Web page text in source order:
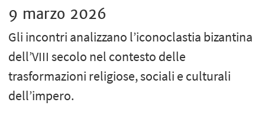
9 marzo 2026
Gli incontri analizzano l’iconoclastia bizantina
dell’VIII secolo nel contesto delle
trasformazioni religiose, sociali e culturali
dell’impero.